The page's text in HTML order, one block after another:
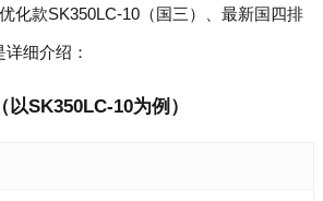
化款SK350LC-10（国三）、最新国四排
细介绍：
SK350LC-10为例）